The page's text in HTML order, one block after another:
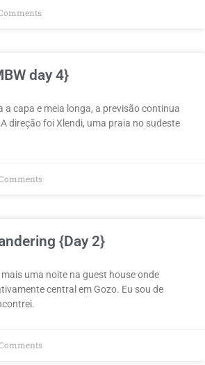
day 4}
a capa e meia longa, a previsão continua
direção foi Xlendi, uma praia no sudeste
{Day 2}
uma noite na guest house onde
central em Gozo. Eu sou de